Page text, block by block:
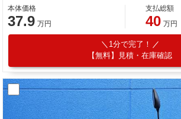
本体価格
37.9 万円
支払総額
40 万円
1分で完了！
【無料】見積・在庫確認